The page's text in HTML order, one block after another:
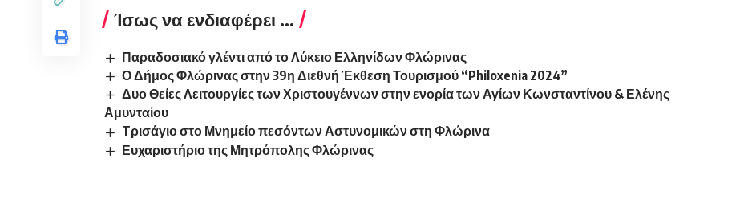
Ίσως να ενδιαφέρει ...
Παραδοσιακό γλέντι από το Λύκειο Ελληνίδων Φλώρινας
Ο Δήμος Φλώρινας στην 39η Διεθνή Έκθεση Τουρισμού “Philoxenia 2024”
Δυο Θείες Λειτουργίες των Χριστουγέννων στην ενορία των Αγίων Κωνσταντίνου & Ελένης
Αμυνταίου
Tρισάγιο στο Μνημείο πεσόντων Αστυνομικών στη Φλώρινα
Ευχαριστήριο της Μητρόπολης Φλώρινας